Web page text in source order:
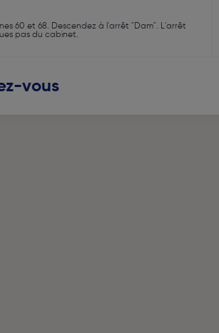
60 et 68. Descendez à l'arrêt "Dam". L'arrêt
pas du cabinet.
vous